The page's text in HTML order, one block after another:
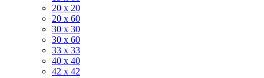
20 х 20
20 x 60
30 х 30
30 x 60
33 x 33
40 х 40
42 x 42